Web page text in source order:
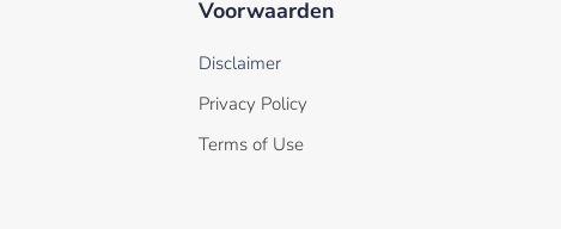
Voorwaarden
Disclaimer
Privacy Policy
Terms of Use